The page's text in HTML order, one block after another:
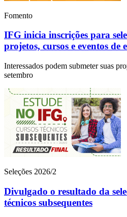
Fomento
IFG inicia inscrições para
projetos, cursos e eventos de
Interessados podem submeter suas
setembro
Seleções 2026/2
Divulgado o resultado da
técnicos subsequentes